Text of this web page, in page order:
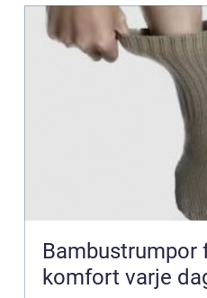
Bambustrumpor
komfort varje